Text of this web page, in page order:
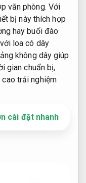
văn phòng. Với
bị này thích hợp
hay buổi đào
loa có dây
không dây giúp
gian chuẩn bị,
trải nghiệm
cài đặt nhanh